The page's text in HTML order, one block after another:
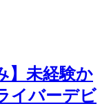
】未経験か
イバーデビ